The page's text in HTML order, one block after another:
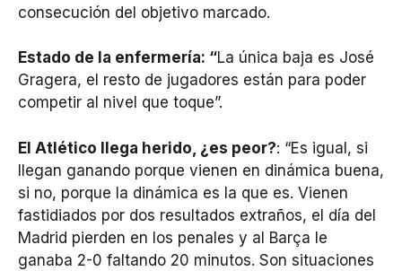
consecución del objetivo marcado.
Estado de la enfermería: “La única baja es José
Gragera, el resto de jugadores están para poder
competir al nivel que toque”.
El Atlético llega herido, ¿es peor?: “Es igual, si
llegan ganando porque vienen en dinámica buena,
si no, porque la dinámica es la que es. Vienen
fastidiados por dos resultados extraños, el día del
Madrid pierden en los penales y al Barça le
ganaba 2-0 faltando 20 minutos. Son situaciones